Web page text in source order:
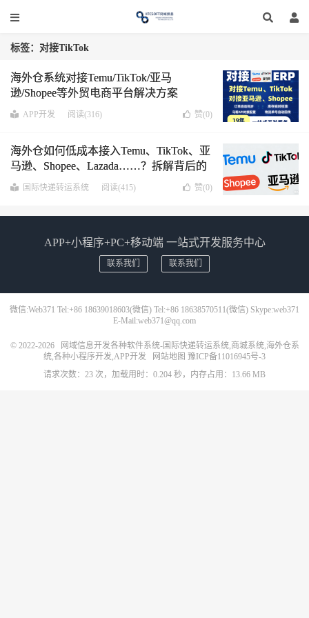
标签：对接TikTok
海外仓系统对接Temu/TikTok/亚马
逊/Shopee等外贸电商平台解决方案
APP开发 阅读(316) 赞(0)
海外仓如何低成本接入Temu、TikTok、亚
马逊、Shopee、Lazada……？拆解背后的
“ERP对接”逻辑
国际快递转运系统 阅读(415) 赞(0)
APP+小程序+PC+移动端 一站式开发服务中心
联系我们 联系我们
微信:Web371 Tel:+86 18639018603(微信) Tel:+86 18638570511(微信) Skype:web371
E-Mail:web371@qq.com
© 2022-2026
网域信息开发各种软件系统-国际快递转运系统,商城系统,海外仓系
统,各种小程序开发,APP开发
网站地图 豫ICP备11016945号-3
请求次数：23 次，加载用时：0.204 秒，内存占用：13.66 MB